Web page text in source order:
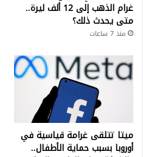
غرام الذهب إلى 12 ألف ليرة..
متى يحدث ذلك؟
منذ 7 ساعات
ميتا تتلقى غرامة قياسية في
أوروبا بسبب حماية الأطفال..